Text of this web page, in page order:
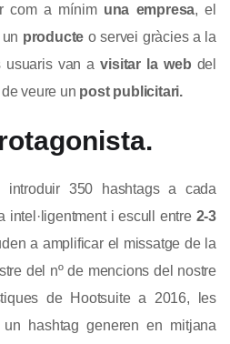
com a mínim una empresa, el
producte o servei gràcies a la
usuaris van avisitar la web del
veure un post publicitari.
350 hashtags a cada
intel·ligentment i escull entre 2-3
a amplificar el missatge de la
del nº de mencions del nostre
de Hootsuite a 2016, les
hashtag generen en mitjana